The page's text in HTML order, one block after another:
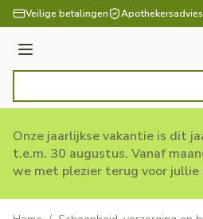
Ga naar de inhoud
Veilige betalingen Apothekersadvies
Menu
Onze jaarlijkse vakantie is dit
t.e.m. 30 augustus. Vanaf
we met plezier terug voor jullie